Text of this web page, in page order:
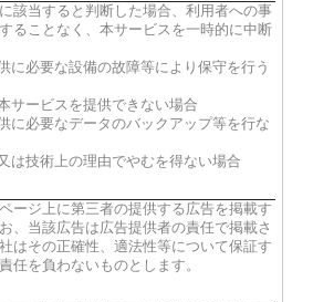
該当すると判断した場合、利用者への事
ることなく、本サービスを一時的に中断
に必要な設備の故障等により保守を行う
サービスを提供できない場合
に必要なデータのバックアップ等を行な
は技術上の理由でやむを得ない場合
ージ上に第三者の提供する広告を掲載す
、当該広告は広告提供者の責任で掲載さ
はその正確性、適法性等について保証す
任を負わないものとします。